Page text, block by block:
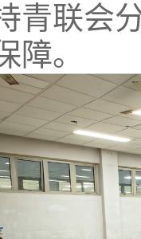
青联会
障。